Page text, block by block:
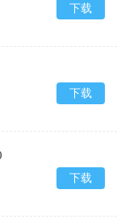
下载
下载
下载